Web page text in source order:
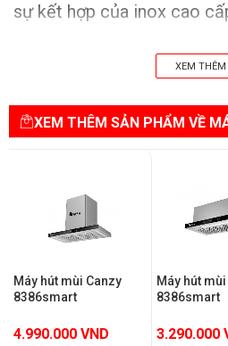
sự kết hợp của inox cao
– Tính năng độc đáo: Máy
Đặc biệt máy được sử
dùng bóng sợi đốt, giảm
– Tiên lợi dễ sử dụng:
dàng sử dụng ,độ bền lại
XEM THÊM
XEM THÊM SẢN PHẨM VỀ
Máy hút mùi Canzy
8386smart
4.990.000 VND
Máy hút
8386smart
3.290.000